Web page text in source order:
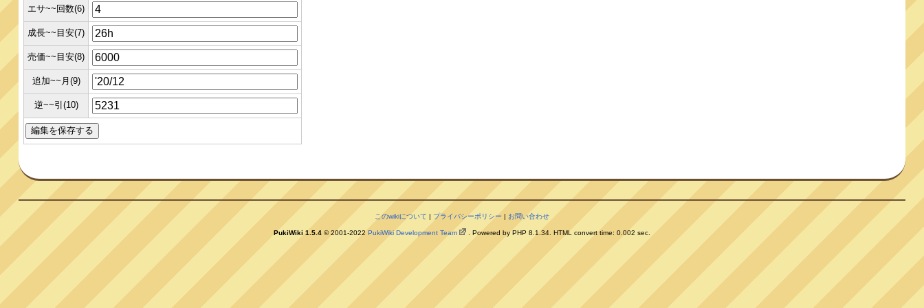
エサ~~回数(6)
成長~~目安(7)
売価~~目安(8)
追加~~月(9)
逆~~引(10)
このwikiについて | プライバシーポリシー | お問い合わせ
PukiWiki 1.5.4 © 2001-2022 PukiWiki Development Team . Powered by PHP 8.1.34. HTML convert time: 0.002 sec.